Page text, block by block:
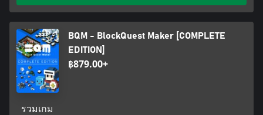
BQM - BlockQuest Maker [COMPLETE
EDITION]
฿879.00+
รวมเกม